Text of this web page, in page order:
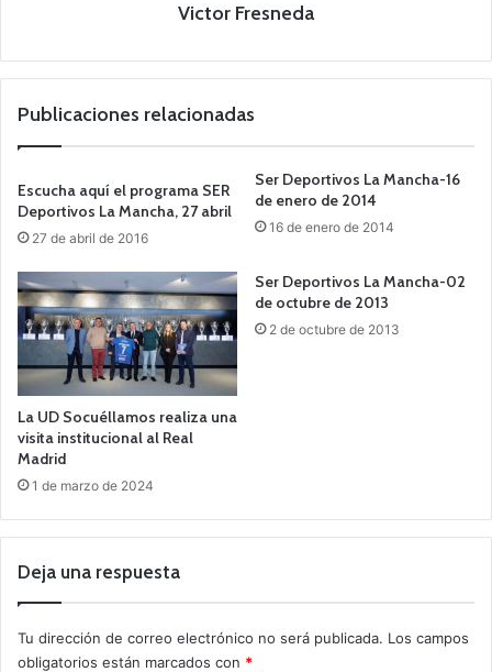
Victor Fresneda
Publicaciones relacionadas
Escucha aquí el programa SER
Deportivos La Mancha, 27 abril
27 de abril de 2016
Ser Deportivos La Mancha-16
de enero de 2014
16 de enero de 2014
La UD Socuéllamos realiza una
visita institucional al Real
Madrid
1 de marzo de 2024
Ser Deportivos La Mancha-02
de octubre de 2013
2 de octubre de 2013
Deja una respuesta
Tu dirección de correo electrónico no será publicada. Los campos
obligatorios están marcados con *